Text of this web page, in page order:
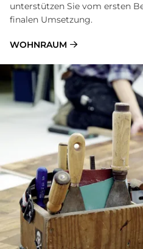
unterstützen Sie vom ersten
finalen Umsetzung.
WOHNRAUM